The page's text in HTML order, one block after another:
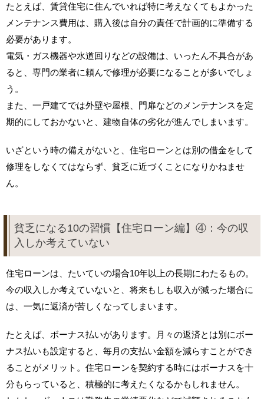
たとえば、賃貸住宅に住んでいれば特に考えなくてもよかった
メンテナンス費用は、購入後は自分の責任で計画的に準備する
必要があります。
電気・ガス機器や水道回りなどの設備は、いったん不具合があ
ると、専門の業者に頼んで修理が必要になることが多いでしょ
う。
また、一戸建てでは外壁や屋根、門扉などのメンテナンスを定
期的にしておかないと、建物自体の劣化が進んでしまいます。
いざという時の備えがないと、住宅ローンとは別の借金をして
修理をしなくてはならず、貧乏に近づくことになりかねませ
ん。
貧乏になる10の習慣【住宅ローン編】④：今の収
入しか考えていない
住宅ローンは、たいていの場合10年以上の長期にわたるもの。
今の収入しか考えていないと、将来もしも収入が減った場合に
は、一気に返済が苦しくなってしまいます。
たとえば、ボーナス払いがあります。月々の返済とは別にボー
ナス払いも設定すると、毎月の支払い金額を減らすことができ
ることがメリット。住宅ローンを契約する時にはボーナスを十
分もらっていると、積極的に考えたくなるかもしれません。